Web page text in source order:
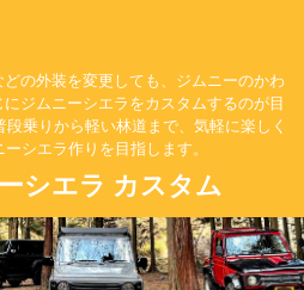
の外装を変更しても、ジムニーのかわ
ジムニーシエラをカスタムするのが目
乗りから軽い林道まで、気軽に楽しく
シエラ作りを目指します。
シエラ カスタム